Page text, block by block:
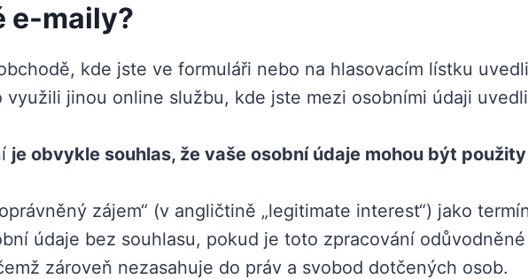
e-maily?
kde jste ve formuláři nebo na hlasovacím lístku
jinou online službu, kde jste mezi osobními údaji
je obvykle souhlas, že vaše osobní údaje mohou být
zájem“ (v angličtině „legitimate interest“) jako
údaje bez souhlasu, pokud je toto zpracování
zároveň nezasahuje do práv a svobod dotčených osob.